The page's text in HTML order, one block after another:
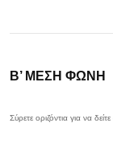
Β’ ΜΕΣΗ ΦΩΝΗ